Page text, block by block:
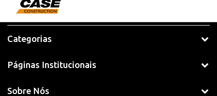
Categorias
Páginas Institucionais
Sobre Nós